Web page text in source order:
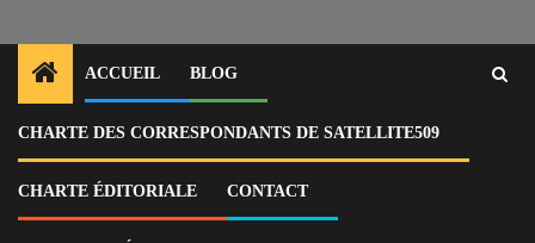
ACCUEIL BLOG
CHARTE DES CORRESPONDANTS DE SATELLITE509
CHARTE ÉDITORIALE CONTACT
Home
Actu
Incarcérée pour corruption et financement de gangs, Rosemila Petit-
Frère serait prête à verser de fortes sommes d’argent pour obtenir sa